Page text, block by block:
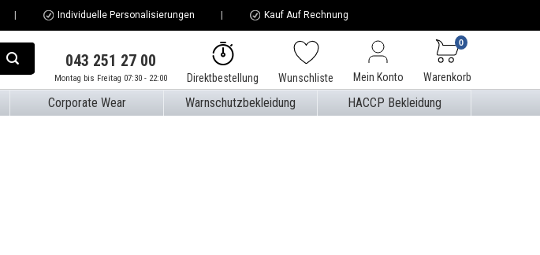
Individuelle Personalisierungen Kauf Auf Rechnung
043 251 27 00
Montag bis Freitag 07:30 - 22:00 Direktbestellung Wunschliste Mein Konto
0
Warenkorb
Corporate Wear Warnschutzbekleidung HACCP Bekleidung